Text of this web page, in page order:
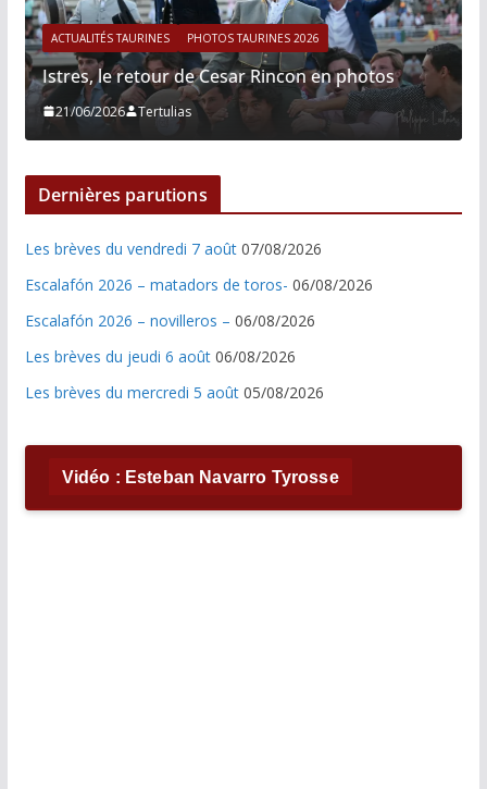
ACTUALITÉS TAURINES PHOTOS TAURINES 2026
Istres, le retour de Cesar Rincon en photos
21/06/2026 Tertulias
Dernières parutions
Les brèves du vendredi 7 août 07/08/2026
Escalafón 2026 – matadors de toros- 06/08/2026
Escalafón 2026 – novilleros – 06/08/2026
Les brèves du jeudi 6 août 06/08/2026
Les brèves du mercredi 5 août 05/08/2026
Vidéo : Esteban Navarro Tyrosse